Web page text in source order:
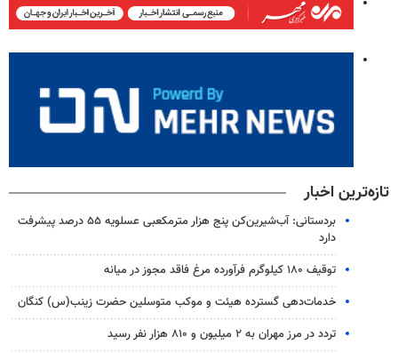
تازه‌ترین اخبار
بردستانی: آب‌شیرین‌کن پنج هزار مترمکعبی عسلویه ۵۵ درصد پیشرفت
دارد
توقیف ۱۸۰ کیلوگرم فرآورده مرغ فاقد مجوز در میانه
خدمات‌دهی گسترده هیئت و موکب متوسلین حضرت زینب(س) کنگان
تردد در مرز مهران به ۲ میلیون و ۸۱۰ هزار نفر رسید